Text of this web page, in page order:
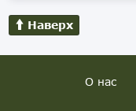
Наверх
О нас